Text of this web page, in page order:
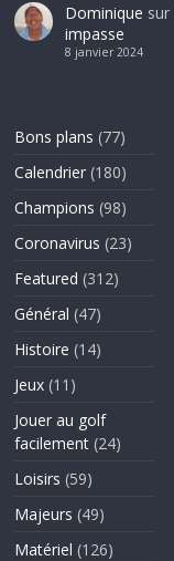
Dominique sur
impasse
8 janvier 2024
Bons plans (77)
Calendrier (180)
Champions (98)
Coronavirus (23)
Featured (312)
Général (47)
Histoire (14)
Jeux (11)
Jouer au golf
facilement (24)
Loisirs (59)
Majeurs (49)
Matériel (126)